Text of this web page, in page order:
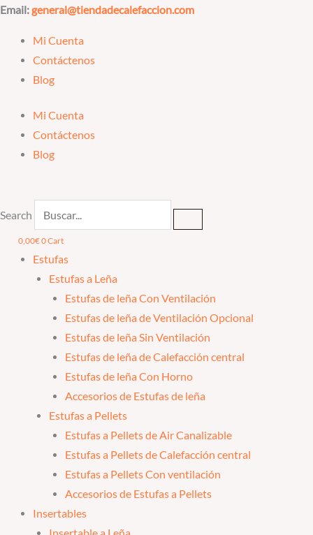
Ir
contenido
Email:general@tiendadecalefaccion.com
Mi Cuenta
Contáctenos
Blog
Mi Cuenta
Contáctenos
Blog
Search
0,00€0Cart
Estufas
Estufas a Leña
Estufas de leña Con Ventilación
Estufas de leña de Ventilación Opcional
Estufas de leña Sin Ventilación
Estufas de leña de Calefacción central
Estufas de leña Con Horno
Accesorios de Estufas de leña
Estufas a Pellets
Estufas a Pellets de Air Canalizable
Estufas a Pellets de Calefacción central
Estufas a Pellets Con ventilación
Accesorios de Estufas a Pellets
Insertables